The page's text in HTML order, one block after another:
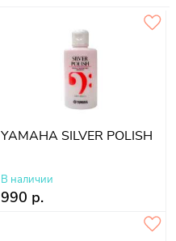
YAMAHA SILVER POLISH
В наличии
990 р.